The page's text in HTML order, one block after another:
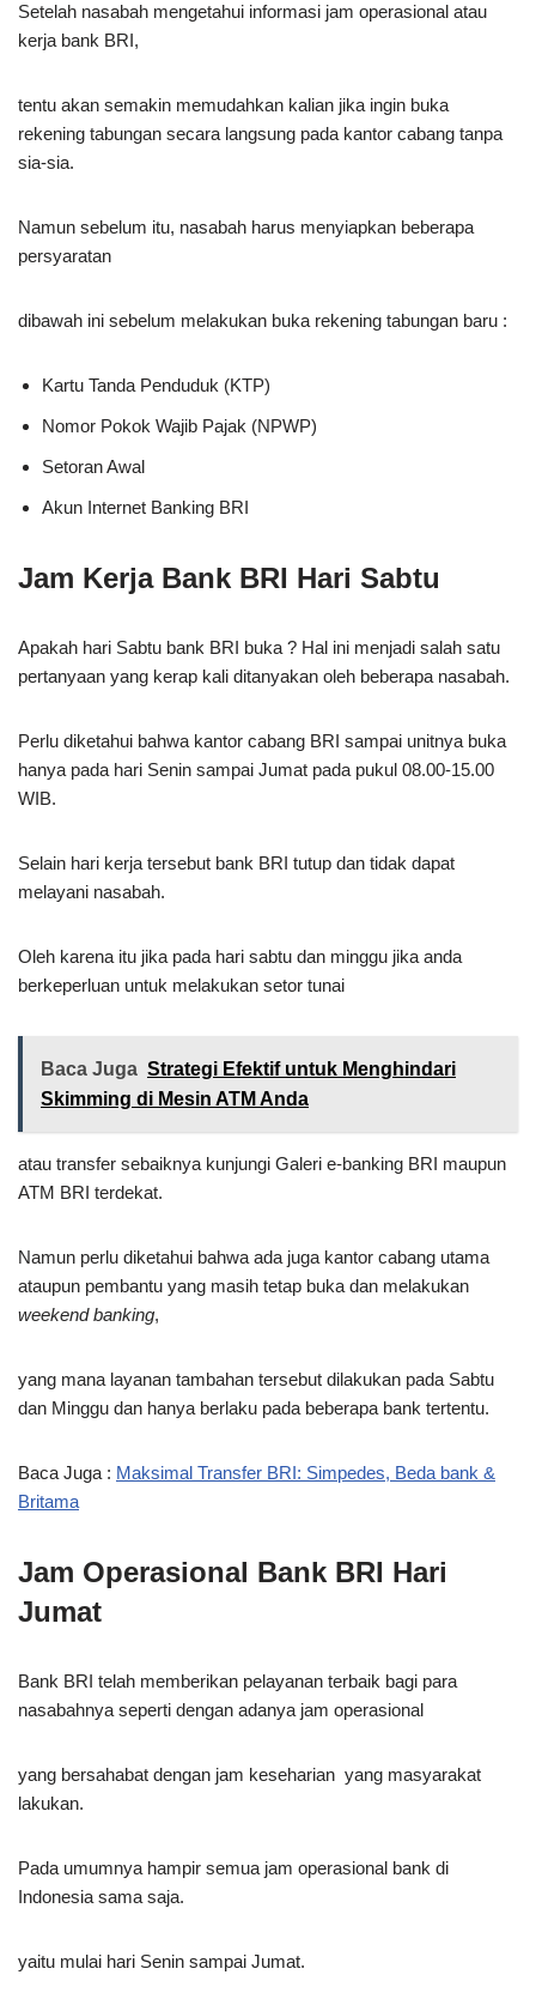
Setelah nasabah mengetahui informasi jam operasional atau
kerja bank BRI,
tentu akan semakin memudahkan kalian jika ingin buka
rekening tabungan secara langsung pada kantor cabang tanpa
sia-sia.
Namun sebelum itu, nasabah harus menyiapkan beberapa
persyaratan
dibawah ini sebelum melakukan buka rekening tabungan baru :
Kartu Tanda Penduduk (KTP)
Nomor Pokok Wajib Pajak (NPWP)
Setoran Awal
Akun Internet Banking BRI
Jam Kerja Bank BRI Hari Sabtu
Apakah hari Sabtu bank BRI buka ? Hal ini menjadi salah satu
pertanyaan yang kerap kali ditanyakan oleh beberapa nasabah.
Perlu diketahui bahwa kantor cabang BRI sampai unitnya buka
hanya pada hari Senin sampai Jumat pada pukul 08.00-15.00
WIB.
Selain hari kerja tersebut bank BRI tutup dan tidak dapat
melayani nasabah.
Oleh karena itu jika pada hari sabtu dan minggu jika anda
berkeperluan untuk melakukan setor tunai
Baca Juga Strategi Efektif untuk Menghindari
Skimming di Mesin ATM Anda
atau transfer sebaiknya kunjungi Galeri e-banking BRI maupun
ATM BRI terdekat.
Namun perlu diketahui bahwa ada juga kantor cabang utama
ataupun pembantu yang masih tetap buka dan melakukan
weekend banking,
yang mana layanan tambahan tersebut dilakukan pada Sabtu
dan Minggu dan hanya berlaku pada beberapa bank tertentu.
Baca Juga : Maksimal Transfer BRI: Simpedes, Beda bank &
Britama
Jam Operasional Bank BRI Hari
Jumat
Bank BRI telah memberikan pelayanan terbaik bagi para
nasabahnya seperti dengan adanya jam operasional
yang bersahabat dengan jam keseharian yang masyarakat
lakukan.
Pada umumnya hampir semua jam operasional bank di
Indonesia sama saja.
yaitu mulai hari Senin sampai Jumat.